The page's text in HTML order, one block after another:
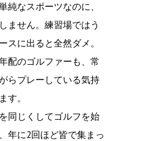
純なスポーツなのに、
ません。練習場ではう
スに出ると全然ダメ。
配のゴルファーも、常
らプレーしている気持
す。
同じくしてゴルフを始
年に2回ほど皆で集まっ